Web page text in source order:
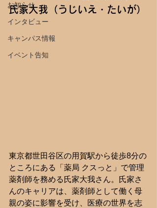
お知らせ
インタビュー
キャンパス情報
イベント告知
氏家大我（うじいえ・たいが）
東京都世田谷区の用賀駅から徒歩8分の
ところにある「薬局 クスっと」で管理
薬剤師を務める氏家大我さん。氏家さ
んのキャリアは、薬剤師として働く母
親の姿に影響を受け、医療の世界を志